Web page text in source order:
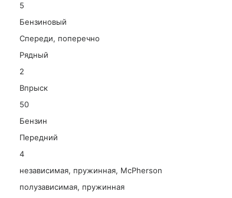
5
Бензиновый
Спереди, поперечно
Рядный
2
Впрыск
50
Бензин
Передний
4
независимая, пружинная, McPherson
полузависимая, пружинная